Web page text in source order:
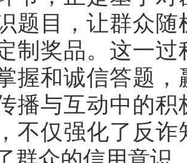
题目，让群众
制奖品。这一
握和诚信答题
播与互动中的
不仅强化了反